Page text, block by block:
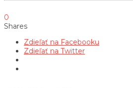
0
Shares
Zdieľať na Facebooku
Zdieľať na Twitter